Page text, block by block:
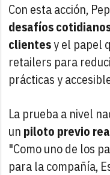
Con esta acción,
desafíos
clientesy el papel
retailers para
prácticas y
La prueba a nivel
un piloto previo
"Como uno de los
para la compañía,